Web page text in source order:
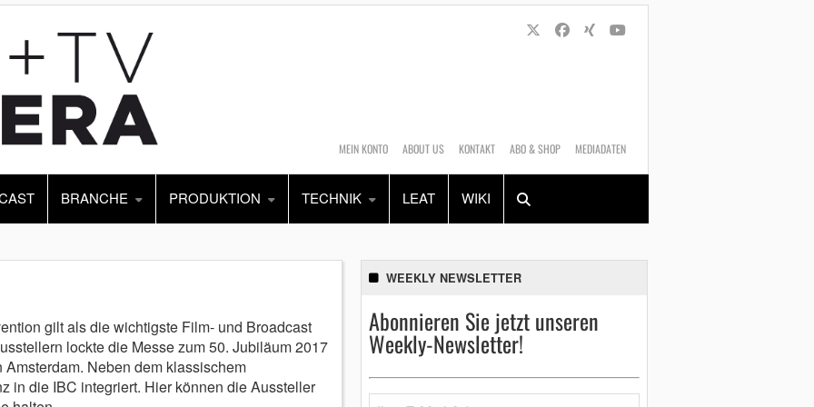
MEIN KONTO ABOUT US KONTAKT ABO & SHOP MEDIADATEN
BRANCHE PRODUKTION TECHNIK LEAT WIKI
Alles Shop
gilt als die wichtigste Film- und Broadcast
lockte die Messe zum 50. Jubiläum 2017
Neben dem klassischem
in die IBC integriert. Hier können die Aussteller
WEEKLY NEWSLETTER
Abonnieren Sie jetzt unseren
Weekly-Newsletter!